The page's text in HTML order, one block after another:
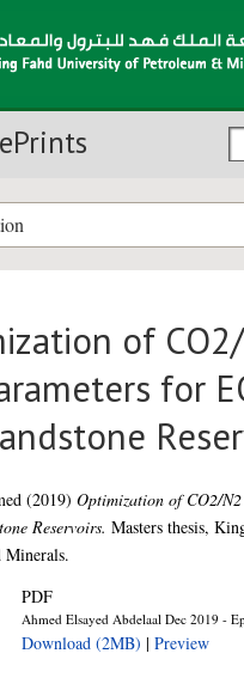
of
for
(2019)Optimization of CO2/
Reservoirs. Masters thesis,
Minerals.
PDF
Ahmed Elsayed Abdelaal Dec 2019 -
Download (2MB) |Preview